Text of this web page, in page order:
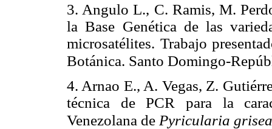
3. Angulo L., C. Ramis, M.
la Base Genética de las
microsatélites. Trabajo
Botánica. Santo Domingo-
4. Arnao E., A. Vegas, Z.
técnica de PCR para la
Venezolana de Pyricularia grisea